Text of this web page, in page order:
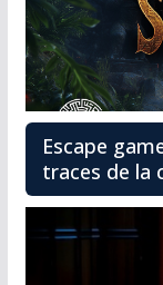
Escape
traces de la